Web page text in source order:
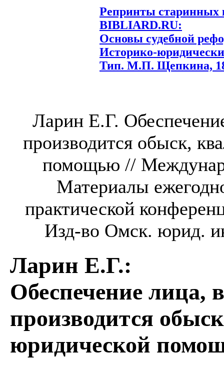
Репринты старинных
BIBLIARD.RU:
Основы судебной
Историко-
Тип. М.П. Щепкина,
Ларин Е.Г.
производится обыск,
помощью //
Материалы
практической
Изд-во Омск. юрид.
Ларин Е.Г.:
Обеспечение лица,
производится
юридической